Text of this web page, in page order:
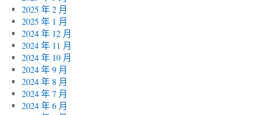
2025 年 2 月
2025 年 1 月
2024 年 12 月
2024 年 11 月
2024 年 10 月
2024 年 9 月
2024 年 8 月
2024 年 7 月
2024 年 6 月